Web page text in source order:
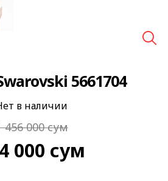
5661704
в наличии
456 000сум
000 сум